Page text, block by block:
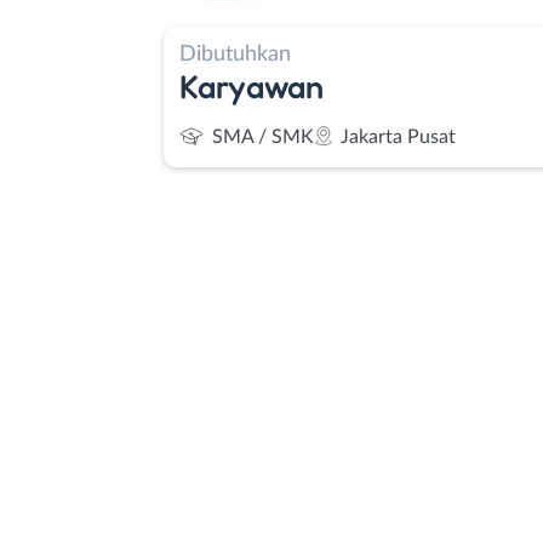
Dibutuhkan
Karyawan
SMA / SMK Jakarta Pusat